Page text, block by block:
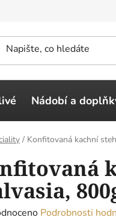
Nádobí a
/ Konfitovaná kachní
Podrobnosti